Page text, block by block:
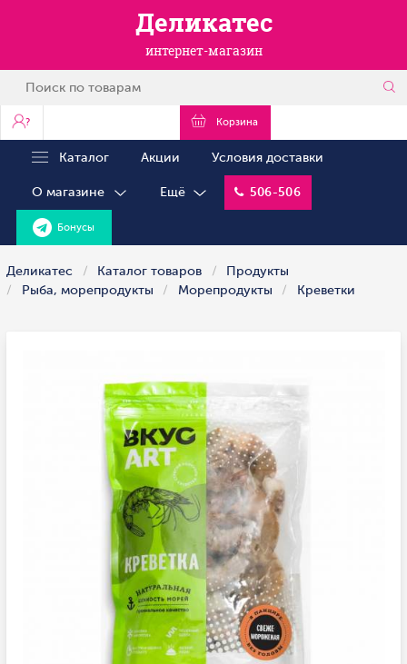
Деликатес
интернет-магазин
? Корзина
Каталог Акции Условия доставки
О магазине Ещё 506-506
Бонусы
Деликатес Каталог товаров
Продукты
Рыба, морепродукты
Морепродукты Креветки